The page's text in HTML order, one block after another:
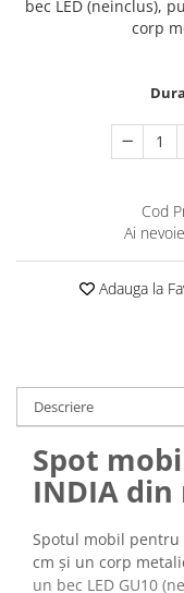
bec LED (neinclus),
corp
Cod
Ai
Adauga la
Descriere
Spot
INDIA
Spotul mobil pentru
cm și un corp
un bec LED GU10